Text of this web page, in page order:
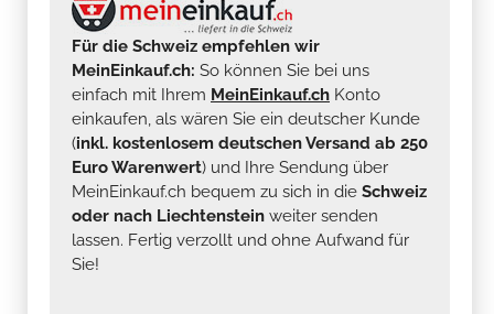
Für die Schweiz empfehlen wir
MeinEinkauf.ch: So können Sie bei uns
einfach mit Ihrem MeinEinkauf.ch Konto
einkaufen, als wären Sie ein deutscher Kunde
(inkl. kostenlosem deutschen Versand ab 250
Euro Warenwert) und Ihre Sendung über
MeinEinkauf.ch bequem zu sich in die Schweiz
oder nach Liechtenstein weiter senden
lassen. Fertig verzollt und ohne Aufwand für
Sie!